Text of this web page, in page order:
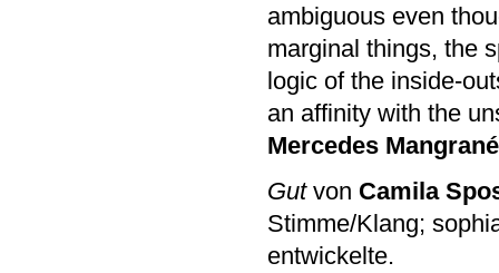
ambiguous even
marginal things, the
logic of the inside-
an affinity with the
Mercedes Mangrané
Gut von Camila
Stimme/Klang;
entwickelte.